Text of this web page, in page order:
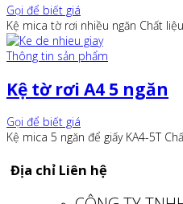
Gọi để biết giá
Kệ mica tờ rơi nhiều ngăn Chất
Thông tin sản phẩm
Kệ tờ rơi A4 5 ngăn
Gọi để biết giá
Kệ mica 5 ngăn để giấy KA4-5T
Địa chỉ Liên hệ